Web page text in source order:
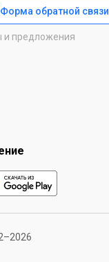
Форма обратной связи
и предложения